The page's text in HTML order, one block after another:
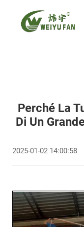
Perché La
Di Un
2025-01-02 14:00:58